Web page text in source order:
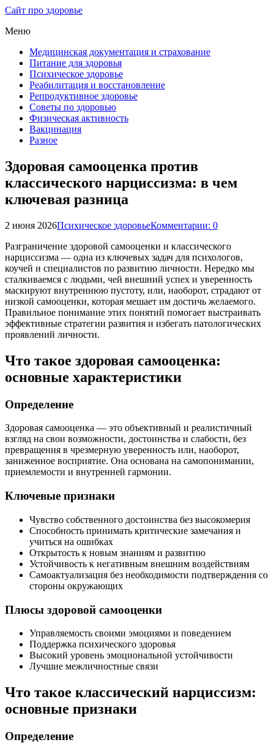
Сайт про здоровье
Меню
Медицинская документация и страхование
Питание для здоровья
Психическое здоровье
Реабилитация и восстановление
Репродуктивное здоровье
Советы по здоровью
Физическая активность
Вакцинация
Разное
Здоровая самооценка против
классического нарциссизма: в чем
ключевая разница
2 июня 2026Психическое здоровьеКомментарии: 0
Разграничение здоровой самооценки и классического
нарциссизма — одна из ключевых задач для психологов,
коучей и специалистов по развитию личности. Нередко мы
сталкиваемся с людьми, чей внешний успех и уверенность
маскируют внутреннюю пустоту, или, наоборот, страдают от
низкой самооценки, которая мешает им достичь желаемого.
Правильное понимание этих понятий помогает выстраивать
эффективные стратегии развития и избегать патологических
проявлений личности.
Что такое здоровая самооценка:
основные характеристики
Определение
Здоровая самооценка — это объективный и реалистичный
взгляд на свои возможности, достоинства и слабости, без
превращения в чрезмерную уверенность или, наоборот,
заниженное восприятие. Она основана на самопонимании,
приемлемости и внутренней гармонии.
Ключевые признаки
Чувство собственного достоинства без высокомерия
Способность принимать критические замечания и
учиться на ошибках
Открытость к новым знаниям и развитию
Устойчивость к негативным внешним воздействиям
Самоактуализация без необходимости подтверждения со
стороны окружающих
Плюсы здоровой самооценки
Управляемость своими эмоциями и поведением
Поддержка психического здоровья
Высокий уровень эмоциональной устойчивости
Лучшие межличностные связи
Что такое классический нарциссизм:
основные признаки
Определение